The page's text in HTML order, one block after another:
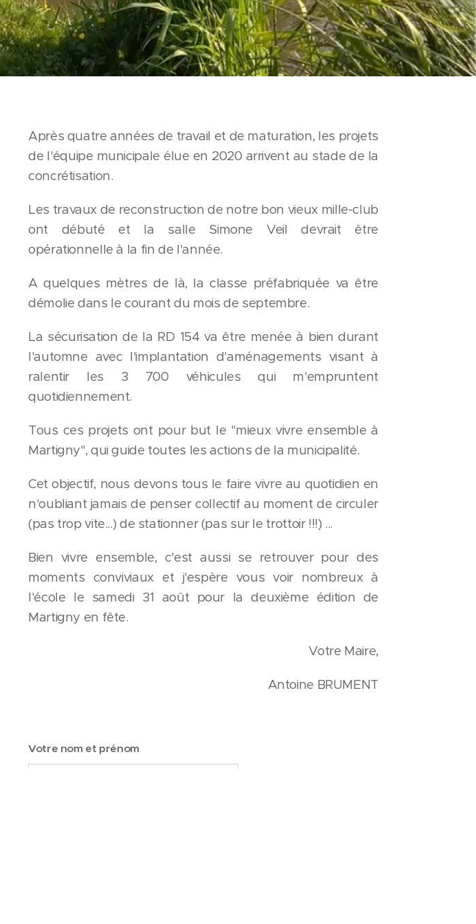
Après quatre années de travail et de maturation, les projets
de l'équipe municipale élue en 2020 arrivent au stade de la
concrétisation.
Les travaux de reconstruction de notre bon vieux mille-club
ont débuté et la salle Simone Veil devrait être
opérationnelle à la fin de l'année.
A quelques mètres de là, la classe préfabriquée va être
démolie dans le courant du mois de septembre.
La sécurisation de la RD 154 va être menée à bien durant
l'automne avec l'implantation d'aménagements visant à
ralentir les 3 700 véhicules qui m'empruntent
quotidiennement.
Tous ces projets ont pour but le "mieux vivre ensemble à
Martigny", qui guide toutes les actions de la municipalité.
Cet objectif, nous devons tous le faire vivre au quotidien en
n'oubliant jamais de penser collectif au moment de circuler
(pas trop vite...) de stationner (pas sur le trottoir !!!) ...
Bien vivre ensemble, c'est aussi se retrouver pour des
moments conviviaux et j'espère vous voir nombreux à
l'école le samedi 31 août pour la deuxième édition de
Martigny en fête.
Votre Maire,
Antoine BRUMENT
Votre nom et prénom